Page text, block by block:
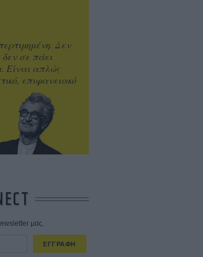
Δεν
σε πάει
Είναι απλώς
επιφανειακό
μας.
ΕΓΓΡΑΦΗ